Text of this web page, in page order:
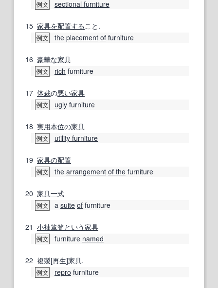
例文 sectional furniture
15 家具を配置すること.
例文 the placement of furniture
16 豪華な家具
例文 rich furniture
17 体裁の悪い家具
例文 ugly furniture
18 実用本位の家具
例文 utility furniture
19 家具の配置
例文 the arrangement of the furniture
20 家具一式
例文 a suite of furniture
21 小袖箪笥という家具
例文 furniture named
22 複製[再生]家具.
例文 repro furniture